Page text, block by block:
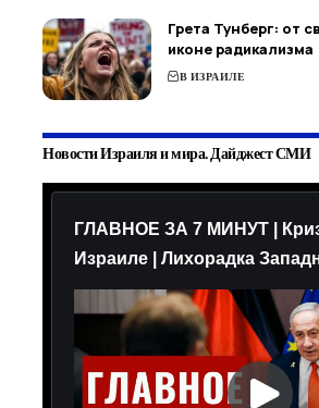
Грета Тунберг: от
иконе радикализма
В ИЗРАИЛЕ
Новости Израиля и мира. Дайджест СМИ